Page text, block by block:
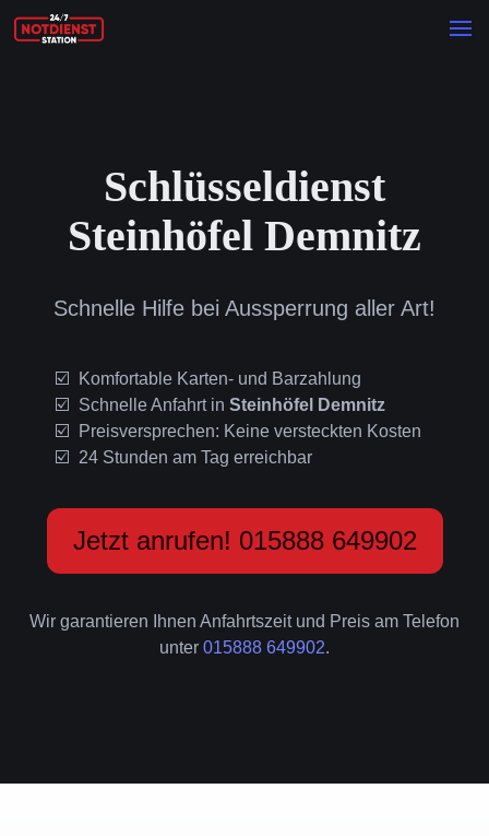
Schlüsseldienst
Steinhöfel Demnitz
Schnelle Hilfe bei Aussperrung aller Art!
Komfortable Karten- und Barzahlung
Schnelle Anfahrt in Steinhöfel Demnitz
Preisversprechen: Keine versteckten Kosten
24 Stunden am Tag erreichbar
Jetzt anrufen! 015888 649902
Wir garantieren Ihnen Anfahrtszeit und Preis am Telefon
unter 015888 649902.